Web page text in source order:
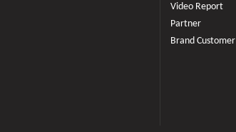
Video Report
Partner
Brand Customer